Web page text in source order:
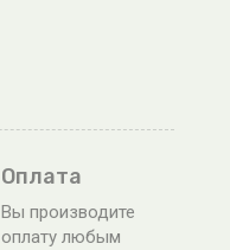
Оплата
Вы производите
оплату любым